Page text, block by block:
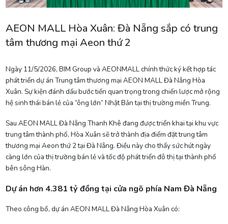
AEON MALL Hòa Xuân: Đà Nẵng sắp có trung
tâm thương mại Aeon thứ 2
Ngày 11/5/2026, BIM Group và AEONMALL chính thức ký kết hợp tác
phát triển dự án Trung tâm thương mại AEON MALL Đà Nẵng Hòa
Xuân. Sự kiện đánh dấu bước tiến quan trọng trong chiến lược mở rộng
hệ sinh thái bán lẻ của “ông lớn” Nhật Bản tại thị trường miền Trung.
Sau AEON MALL Đà Nẵng Thanh Khê đang được triển khai tại khu vực
trung tâm thành phố, Hòa Xuân sẽ trở thành địa điểm đặt trung tâm
thương mại Aeon thứ 2 tại Đà Nẵng. Điều này cho thấy sức hút ngày
càng lớn của thị trường bán lẻ và tốc độ phát triển đô thị tại thành phố
bên sông Hàn.
Dự án hơn 4.381 tỷ đồng tại cửa ngõ phía Nam Đà Nẵng
Theo công bố, dự án AEON MALL Đà Nẵng Hòa Xuân có: